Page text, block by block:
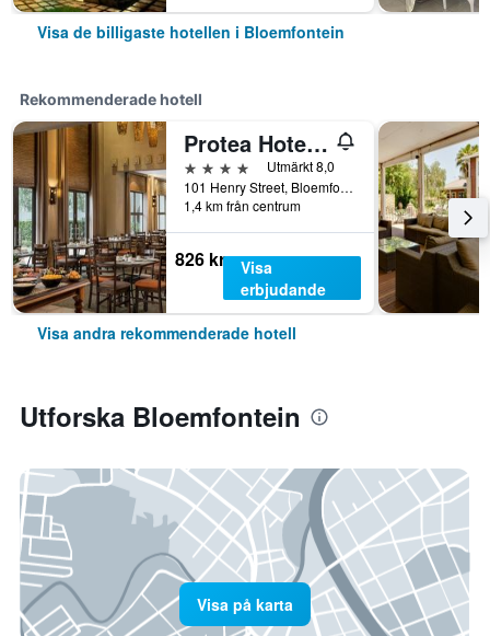
Visa de billigaste hotellen i Bloemfontein
Rekommenderade hotell
Protea Hotel by Marriott Bloemfontein Willow Lake
4 stjärnor
Utmärkt 8,0
101 Henry Street, Bloemfontein, Fristatsprovinsen, Sydafrika
1,4 km från centrum
826 kr
Visa
erbjudande
Visa andra rekommenderade hotell
Utforska Bloemfontein
Visa på karta